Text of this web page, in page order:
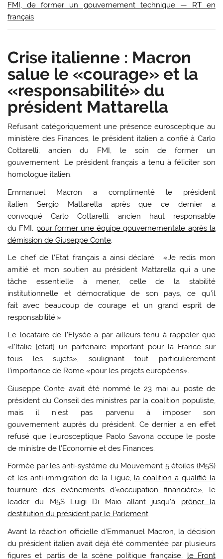
FMI, de former un gouvernement technique — RT en
français
Crise italienne : Macron
salue le «courage» et la
«responsabilité» du
président Mattarella
Refusant catégoriquement une présence eurosceptique au
ministère des Finances, le président italien a confié à Carlo
Cottarelli, ancien du FMI, le soin de former un
gouvernement. Le président français a tenu à féliciter son
homologue italien.
Emmanuel Macron a complimenté le président
italien Sergio Mattarella après que ce dernier a
convoqué Carlo Cottarelli, ancien haut responsable
du FMI, pour former une équipe gouvernementale après la
démission de Giuseppe Conte.
Le chef de l’Etat français a ainsi déclaré : «Je redis mon
amitié et mon soutien au président Mattarella qui a une
tâche essentielle à mener, celle de la stabilité
institutionnelle et démocratique de son pays, ce qu’il
fait avec beaucoup de courage et un grand esprit de
responsabilité.»
Le locataire de l’Elysée a par ailleurs tenu à rappeler que
«l’Italie [était] un partenaire important pour la France sur
tous les sujets», soulignant tout particulièrement
l’importance de Rome «pour les projets européens».
Giuseppe Conte avait été nommé le 23 mai au poste de
président du Conseil des ministres par la coalition populiste,
mais il n’est pas parvenu à imposer son
gouvernement auprès du président. Ce dernier a en effet
refusé que l’eurosceptique Paolo Savona occupe le poste
de ministre de l’Economie et des Finances.
Formée par les anti-système du Mouvement 5 étoiles (M5S)
et les anti-immigration de la Ligue, la coalition a qualifié la
tournure des événements d’«occupation financière», le
leader du M5S Luigi Di Maio allant jusqu’à prôner la
destitution du président par le Parlement.
Avant la réaction officielle d’Emmanuel Macron, la décision
du président italien avait déjà été commentée par plusieurs
figures et partis de la scène politique française, le Front